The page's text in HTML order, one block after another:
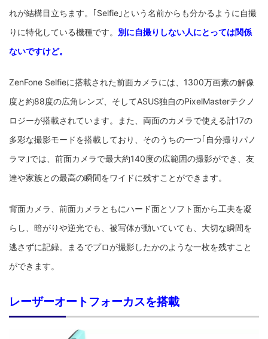
れが結構目立ちます。｢Selfie｣という名前からも分かるように自撮
りに特化している機種です。 別に自撮りしない人にとっては関係
ないですけど。
ZenFone Selfieに搭載された前面カメラには、1300万画素の解像
度と約88度の広角レンズ、そしてASUS独自のPixelMasterテクノ
ロジーが搭載されています。また、両面のカメラで使える計17の
多彩な撮影モードを搭載しており、そのうちの一つ｢自分撮りパノ
ラマ｣では、前面カメラで最大約140度の広範囲の撮影ができ、友
達や家族との最高の瞬間をワイドに残すことができます。
背面カメラ、前面カメラともにハード面とソフト面から工夫を凝
らし、暗がりや逆光でも、被写体が動いていても、大切な瞬間を
逃さずに記録。まるでプロが撮影したかのような一枚を残すこと
ができます。
レーザーオートフォーカスを搭載